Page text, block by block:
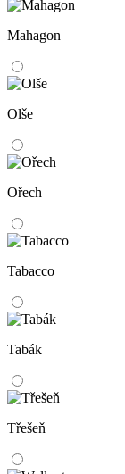
Mahagon
Olše
Ořech
Tabacco
Tabák
Třešeň